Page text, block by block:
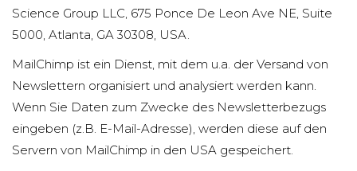
Science Group LLC, 675 Ponce De Leon Ave NE, Suite
5000, Atlanta, GA 30308, USA.
MailChimp ist ein Dienst, mit dem u.a. der Versand von
Newslettern organisiert und analysiert werden kann.
Wenn Sie Daten zum Zwecke des Newsletterbezugs
eingeben (z.B. E-Mail-Adresse), werden diese auf den
Servern von MailChimp in den USA gespeichert.